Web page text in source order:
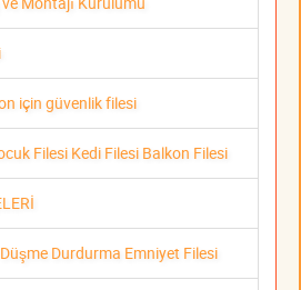
için güvenlik filesi
Filesi Kedi Filesi Balkon Filesi
Durdurma Emniyet Filesi